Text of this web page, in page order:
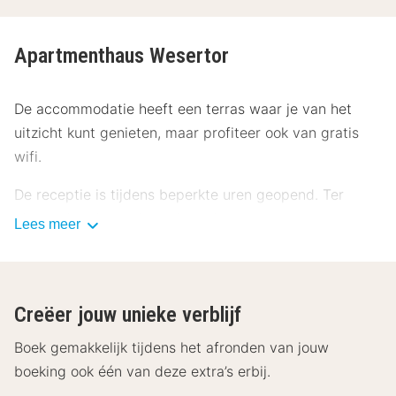
Apartmenthaus Wesertor
De accommodatie heeft een terras waar je van het
uitzicht kunt genieten, maar profiteer ook van gratis
wifi.
De receptie is tijdens beperkte uren geopend. Ter
plaatse heb je gratis parkeerplaatsen.
flatscreentelevisie met satellietzenders, terwijl je
dankzij gratis wifi online blijft. Badkamers hebben een
douche en haardrogers. Bij de voorzieningen horen een
bureau en een koffiezetapparaat/waterkoker en de
Lees meer
Creëer jouw unieke verblijf
Boek gemakkelijk tijdens het afronden van jouw
boeking ook één van deze extra’s erbij.